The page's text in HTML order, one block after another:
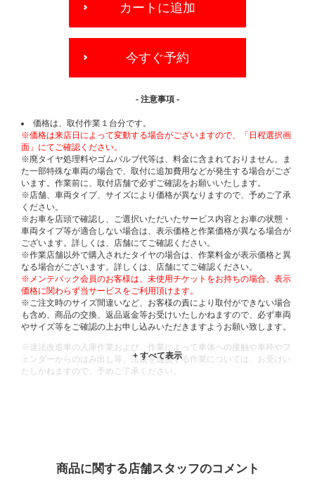
OPTIONS
カートに追加
今すぐ予約
- 注意事項 -
価格は、取付作業１台分です。
※価格は来店日によって変動する場合がございますので、「日程選択画
面」にてご確認ください。
※廃タイヤ処理料やゴムバルブ代等は、料金に含まれておりません。ま
た一部特殊な車両の場合で、取付に追加費用などが発生する場合がござ
います。作業前に、取付店舗で必ずご確認をお願いいたします。
※店舗、車両タイプ、サイズにより価格が異なりますので、予めご了承
ください。
※お車を店頭で確認し、ご選択いただいたサービス内容とお車の状態・
車両タイプ等が適合しない場合は、表示価格と作業価格が異なる場合が
ございます。詳しくは、店舗にてご確認ください。
※作業店舗以外で購入されたタイヤの場合は、作業料金が表示価格と異
なる場合がございます。詳しくは、店舗にてご確認ください。
※メンテパック会員のお客様は、未使用チケットをお持ちの場合、表示
価格に関わらず当サービスをご利用頂けます。
※ご注文時のサイズ間違いなど、お客様の責により取付ができない場合
も含め、商品の交換、返品返金等お受けいたしかねますので、必ず車両
やサイズ等をご確認の上お申し込みいただきますようお願い致します。
※違法改造車の入庫作業および、作業によって車体への接触や車枠やフ
ェンダーからのはみ出し等、法規を逸脱する作業については、お受けい
たしかねますので、予めご了承ください。
商品に関する店舗スタッフのコメント